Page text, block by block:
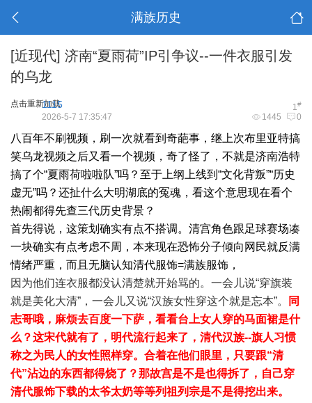
满族历史
[近现代] 济南“夏雨荷”IP引争议--一件衣服引发
的乌龙
点击重新加载 1#
1115
1445 0
2026-5-7 17:35:47
八百年不刷视频，刷一次就看到奇葩事，继上次布里亚特搞
笑乌龙视频之后又看一个视频，奇了怪了，不就是济南浩特
搞了个“夏雨荷啦啦队”吗？至于上纲上线到“文化背叛”“历史
虚无”吗？还扯什么大明湖底的冤魂，看这个意思现在看个
热闹都得先查三代历史背景？
首先得说，这策划确实有点不搭调。清宫角色跟足球赛场凑
一块确实有点考虑不周，本来现在恐怖分子倾向网民就反满
情绪严重，而且无脑认知清代服饰=满族服饰，
因为他们连衣服都没认清楚就开始骂的。一会儿说“穿旗装
就是美化大清”，一会儿又说“汉族女性穿这个就是忘本”。
同
志哥哦，麻烦去百度一下萨，看看台上女人穿的马面裙是什
么？这宋代就有了，明代流行起来了，清代汉族--旗人习惯
称之为民人的女性照样穿。合着在他们眼里，只要跟“清
代”沾边的东西都得烧了？那故宫是不是也得拆了，自己穿
清代服饰下载的太爷太奶等等列祖列宗是不是得挖出来。